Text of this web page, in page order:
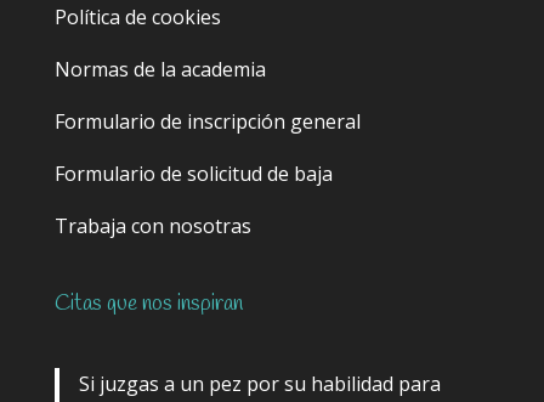
Política de cookies
Normas de la academia
Formulario de inscripción general
Formulario de solicitud de baja
Trabaja con nosotras
Citas que nos inspiran
Si juzgas a un pez por su habilidad para